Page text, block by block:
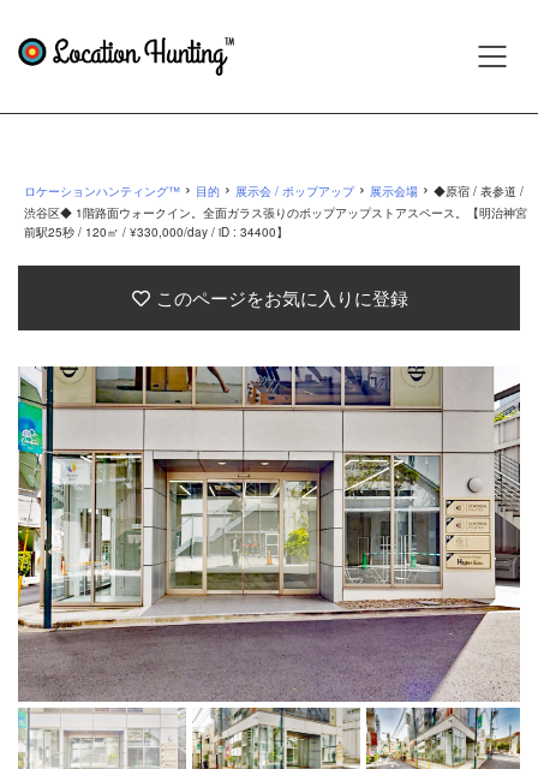
ロケーションハンティング™ › 目的 › 展示会 / ポップアップ › 展示会場 › ◆原宿 / 表参道 /
渋谷区◆ 1階路面ウォークイン。全面ガラス張りのポップアップストアスペース。【明治神宮
前駅25秒 / 120㎡ / ¥330,000/day / iD : 34400】
このページをお気に入りに登録